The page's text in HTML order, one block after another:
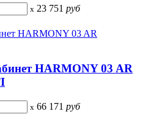
x 23 751 руб
HARMONY 03 AR
x 66 171 руб